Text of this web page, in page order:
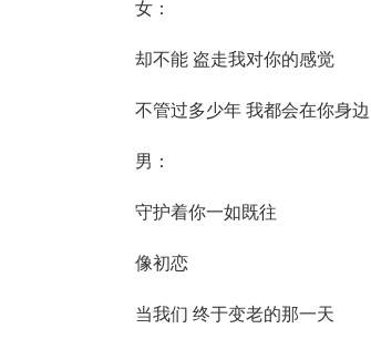
女：
却不能 盗走我对你的感觉
不管过多少年 我都会在你身边
男：
守护着你一如既往
像初恋
当我们 终于变老的那一天